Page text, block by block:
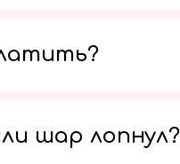
шар лопнул?